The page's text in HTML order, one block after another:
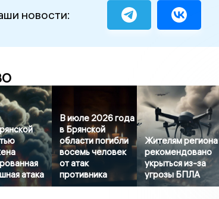
новости:
атака
В июле 2026 года
в Брянской
области погибли
восемь человек
от атак
противника
Жителям региона
рекомендовано
укрыться из-за
угрозы БПЛА